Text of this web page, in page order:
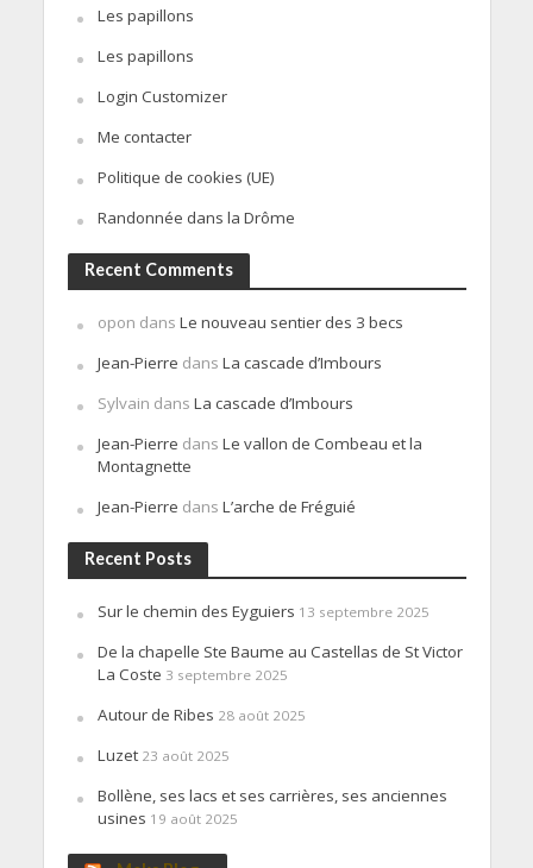
Les papillons
Les papillons
Login Customizer
Me contacter
Politique de cookies (UE)
Randonnée dans la Drôme
Recent Comments
opon dans Le nouveau sentier des 3 becs
Jean-Pierre dans La cascade d’Imbours
Sylvain dans La cascade d’Imbours
Jean-Pierre dans Le vallon de Combeau et la
Montagnette
Jean-Pierre dans L’arche de Fréguié
Recent Posts
Sur le chemin des Eyguiers 13 septembre 2025
De la chapelle Ste Baume au Castellas de St Victor
La Coste 3 septembre 2025
Autour de Ribes 28 août 2025
Luzet 23 août 2025
Bollène, ses lacs et ses carrières, ses anciennes
usines 19 août 2025